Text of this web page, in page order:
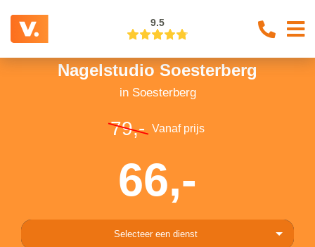
9.5
Nagelstudio Soesterberg
in Soesterberg
79,- Vanaf prijs
66,-
Selecteer een dienst